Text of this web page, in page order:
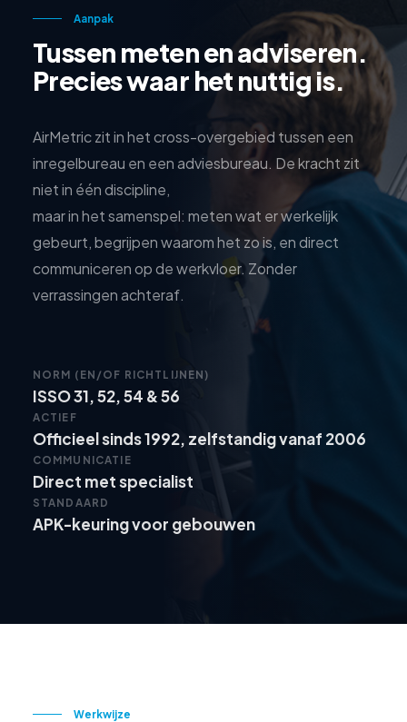
Aanpak
Tussen meten en adviseren.
Precies waar het nuttig is.
AirMetric zit in het cross-overgebied tussen een
inregelbureau en een adviesbureau. De kracht zit
niet in één discipline,
maar in het samenspel: meten wat er werkelijk
gebeurt, begrijpen waarom het zo is, en direct
communiceren op de werkvloer. Zonder
verrassingen achteraf.
NORM (EN/OF RICHTLIJNEN)
ISSO 31, 52, 54 & 56
ACTIEF
Officieel sinds 1992, zelfstandig vanaf 2006
COMMUNICATIE
Direct met specialist
STANDAARD
APK-keuring voor gebouwen
Werkwijze